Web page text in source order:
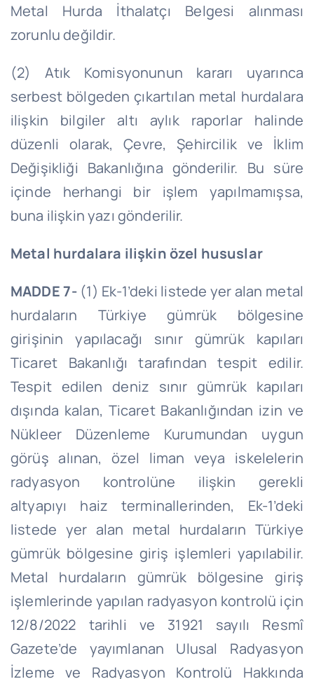
Metal Hurda İthalatçı Belgesi alınması
zorunlu değildir.
(2) Atık Komisyonunun kararı uyarınca
serbest bölgeden çıkartılan metal hurdalara
ilişkin bilgiler altı aylık raporlar halinde
düzenli olarak, Çevre, Şehircilik ve İklim
Değişikliği Bakanlığına gönderilir. Bu süre
içinde herhangi bir işlem yapılmamışsa,
buna ilişkin yazı gönderilir.
Metal hurdalara ilişkin özel hususlar
MADDE 7-(1) Ek-1’deki listede yer alan metal
hurdaların Türkiye gümrük bölgesine
girişinin yapılacağı sınır gümrük kapıları
Ticaret Bakanlığı tarafından tespit edilir.
Tespit edilen deniz sınır gümrük kapıları
dışında kalan, Ticaret Bakanlığından izin ve
Nükleer Düzenleme Kurumundan uygun
görüş alınan, özel liman veya iskelelerin
radyasyon kontrolüne ilişkin gerekli
altyapıyı haiz terminallerinden, Ek-1’deki
listede yer alan metal hurdaların Türkiye
gümrük bölgesine giriş işlemleri yapılabilir.
Metal hurdaların gümrük bölgesine giriş
işlemlerinde yapılan radyasyon kontrolü için
12/8/2022 tarihli ve 31921 sayılı Resmî
Gazete’de yayımlanan Ulusal Radyasyon
İzleme ve Radyasyon Kontrolü Hakkında